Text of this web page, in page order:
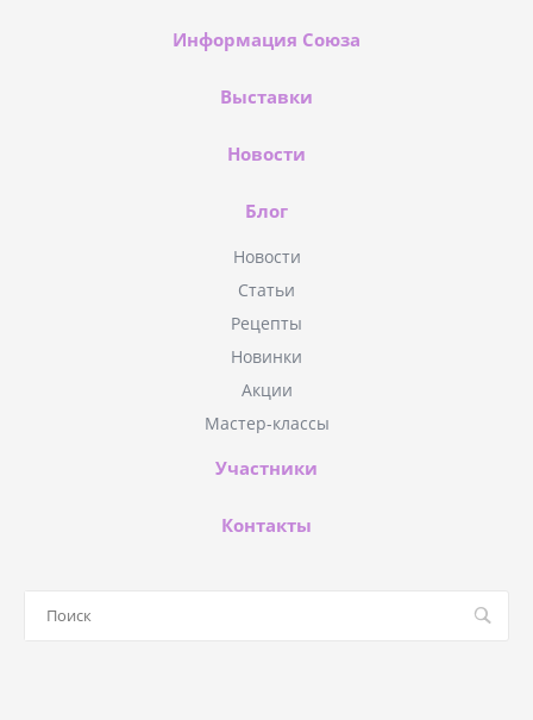
Информация Союза
Выставки
Новости
Блог
Новости
Статьи
Рецепты
Новинки
Акции
Мастер-классы
Участники
Контакты